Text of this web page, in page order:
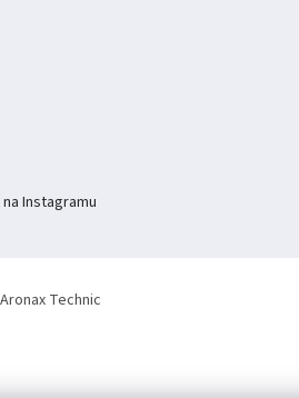
Instagramu
Aronax Technic